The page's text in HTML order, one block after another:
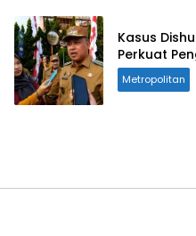
Kasus
Perkuat
Metropolitan